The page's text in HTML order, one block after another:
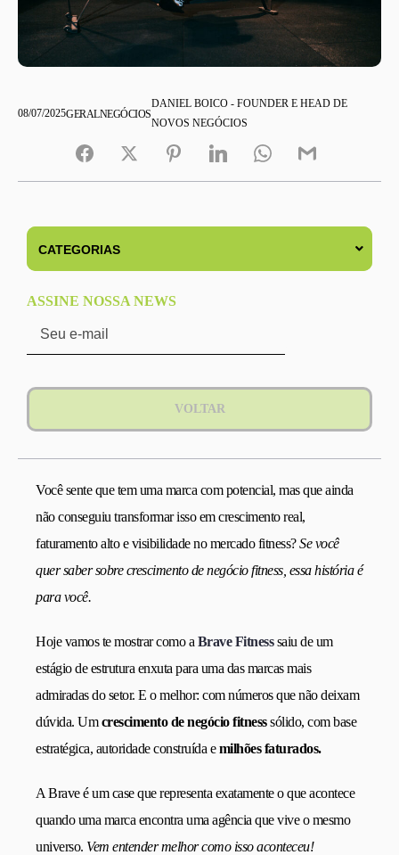
08/07/2025GERALNEGÓCIOS
DANIEL BOICO - FOUNDER E HEAD DE
NOVOS NEGÓCIOS
ASSINE NOSSA NEWS
VOLTAR
Você sente que tem uma marca com potencial, mas que ainda
não conseguiu transformar isso em crescimento real,
faturamento alto e visibilidade no mercado fitness?Se você
quer saber sobre crescimento de negócio fitness, essa história é
para você.
Hoje vamos te mostrar como a Brave Fitnesssaiu de um
estágio de estrutura enxuta para uma das marcas mais
admiradas do setor. E o melhor: com números que não deixam
dúvida. Umcrescimento de negócio fitnesssólido, com base
estratégica, autoridade construída emilhões faturados.
A Brave é um case que representa exatamente o que acontece
quando uma marca encontra uma agência que vive o mesmo
universo. Vem entender melhor como isso aconteceu!